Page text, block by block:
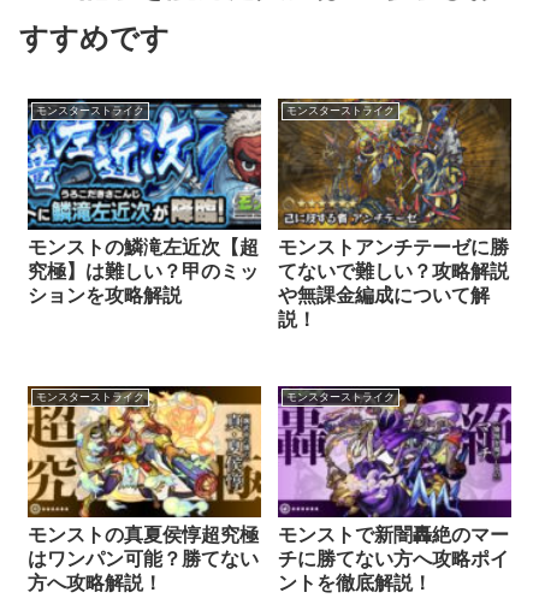
すすめです
モンスターストライク
モンストの鱗滝左近次【超
究極】は難しい？甲のミッ
ションを攻略解説
モンスターストライク
モンストアンチテーゼに勝
てないで難しい？攻略解説
や無課金編成について解
説！
モンスターストライク
モンストの真夏侯惇超究極
はワンパン可能？勝てない
方へ攻略解説！
モンスターストライク
モンストで新闇轟絶のマー
チに勝てない方へ攻略ポイ
ントを徹底解説！